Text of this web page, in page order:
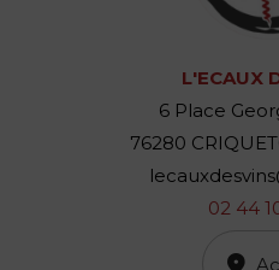
L'ECAUX
6 Place
76280
02 44